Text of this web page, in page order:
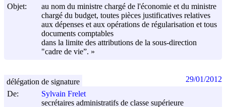
Objet:
au nom du ministre chargé de l'économie et du ministre
chargé du budget, toutes pièces justificatives relatives
aux dépenses et aux opérations de régularisation et tous
documents comptables
dans la limite des attributions de la sous-direction
"cadre de vie”. »
De:
Sylvain Frelet
secrétaires administratifs de classe supérieure
délégation de signature 29/01/2012